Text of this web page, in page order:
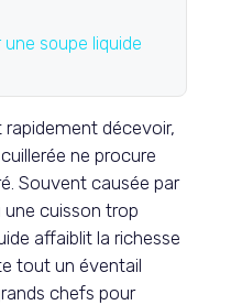
soupe liquide
décevoir,
ne procure
Souvent causée par
une cuisson trop
affaiblit la richesse
tout un éventail
chefs pour